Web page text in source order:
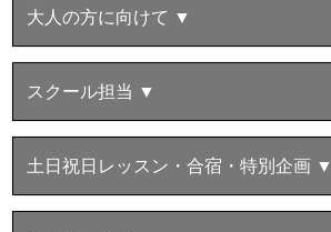
大人の方に向けて ▼
スクール担当 ▼
土日祝日レッスン・合宿・特別企画 ▼